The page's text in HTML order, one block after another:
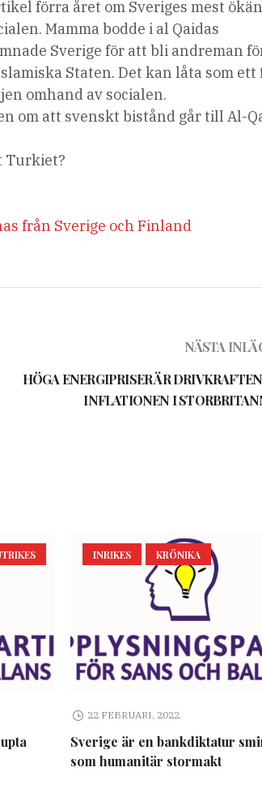
förra året om Sveriges mest
Mamma bodde i al Qaidas
Sverige för att bli andreman
Staten. Det kan låta som
omhand av socialen.
om att svenskt bistånd går till Al-
Turkiet?
från Sverige och Finland
NÄSTA
HÖGA ENERGIPRISER ÄR
INFLATIONEN I
INRIKES KRÖNIKA
22 FEBRUARI, 2022
Sverige är en bankdiktatur
som humanitär stormakt